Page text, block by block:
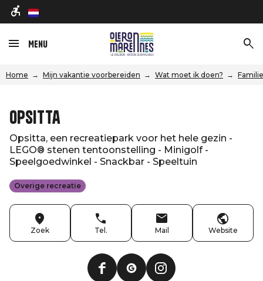
nl
Menu
Home Mijn vakantie voorbereiden Wat moet ik doen?
Opsitta
Opsitta, een recreatiepark voor het hele gezin -
LEGO® stenen tentoonstelling - Minigolf -
Speelgoedwinkel - Snackbar - Speeltuin
Overige recreatie
Zoek Tel. Mail Website